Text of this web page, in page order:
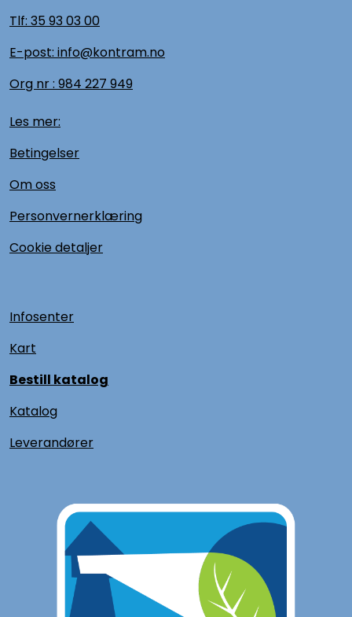
Tlf: 35 93 03 00
E-post: info@kontram.no
Org nr : 984 227 949
Les mer:
Betingelser
Om oss
Personvernerklæring
Cookie detaljer
Infosenter
Kart
Bestill katalog
Katalog
Leverandører